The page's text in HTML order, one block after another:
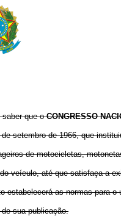
que oCONGRESSO
setembro de 1966, que
de motocicletas,
veículo, até que satisfaça a
estabelecerá as normas para o
sua publicação.